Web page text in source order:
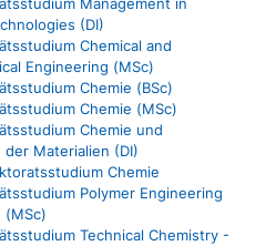
Management in
(DI)
Chemical and
Engineering (MSc)
Chemie (BSc)
Chemie (MSc)
Chemie und
der Materialien (DI)
Chemie
Polymer Engineering
(MSc)
Technical Chemistry -